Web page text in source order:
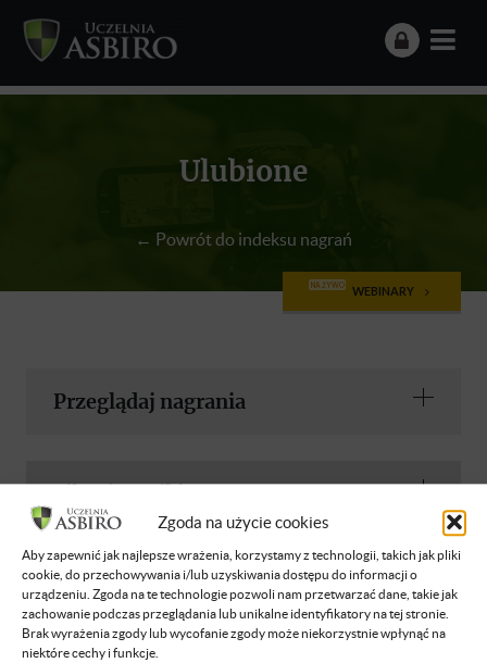
Zgoda na użycie cookies
Aby zapewnić jak najlepsze wrażenia, korzystamy z technologii, takich jak pliki
cookie, do przechowywania i/lub uzyskiwania dostępu do informacji o
urządzeniu. Zgoda na te technologie pozwoli nam przetwarzać dane, takie jak
zachowanie podczas przeglądania lub unikalne identyfikatory na tej stronie.
Brak wyrażenia zgody lub wycofanie zgody może niekorzystnie wpłynąć na
niektóre cechy i funkcje.
Ulubione
← Powrót do indeksu nagrań
NA ŻYWO WEBINARY
Przeglądaj nagrania
Żadne nagranie nie spełnia podanych kryteriów.